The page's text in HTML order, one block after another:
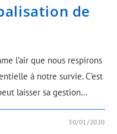
de
l’air que nous respirons
à notre survie. C’est
laisser sa gestion…
30/01/2020